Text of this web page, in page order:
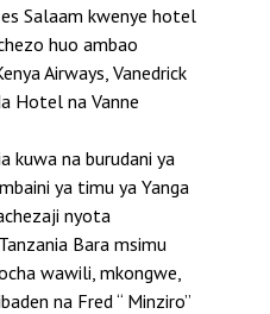
Salaam kwenye hotel
huo ambao
Airways, Vanedrick
Hotel na Vanne
kuwa na burudani ya
ya timu ya Yanga
nyota
Bara msimu
wawili, mkongwe,
na Fred “ Minziro”